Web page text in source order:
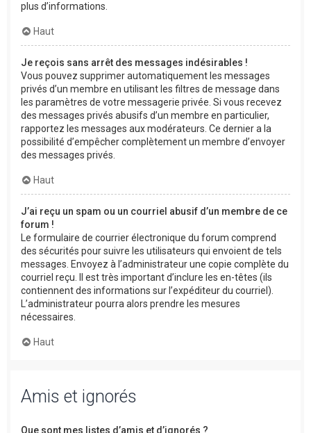
plus d’informations.
Haut
Je reçois sans arrêt des messages indésirables !
Vous pouvez supprimer automatiquement les messages
privés d’un membre en utilisant les filtres de message dans
les paramètres de votre messagerie privée. Si vous recevez
des messages privés abusifs d’un membre en particulier,
rapportez les messages aux modérateurs. Ce dernier a la
possibilité d’empêcher complètement un membre d’envoyer
des messages privés.
Haut
J’ai reçu un spam ou un courriel abusif d’un membre de ce
forum !
Le formulaire de courrier électronique du forum comprend
des sécurités pour suivre les utilisateurs qui envoient de tels
messages. Envoyez à l’administrateur une copie complète du
courriel reçu. Il est très important d’inclure les en-têtes (ils
contiennent des informations sur l’expéditeur du courriel).
L’administrateur pourra alors prendre les mesures
nécessaires.
Haut
Amis et ignorés
Que sont mes listes d’amis et d’ignorés ?